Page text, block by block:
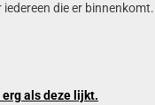
die er binnenkomt.
als deze lijkt.